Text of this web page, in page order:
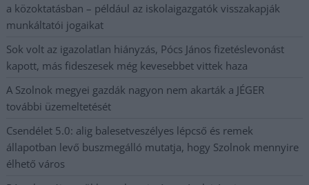
a közoktatásban – például az iskolaigazgatók visszakapják
munkáltatói jogaikat
Sok volt az igazolatlan hiányzás, Pócs János fizetéslevonást
kapott, más fideszesek még kevesebbet vittek haza
A Szolnok megyei gazdák nagyon nem akarták a JÉGER
további üzemeltetését
Csendélet 5.0: alig balesetveszélyes lépcső és remek
állapotban levő buszmegálló mutatja, hogy Szolnok mennyire
élhető város